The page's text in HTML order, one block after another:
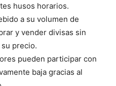
husos horarios.
a su volumen de
y vender divisas sin
precio.
pueden participar con
baja gracias al